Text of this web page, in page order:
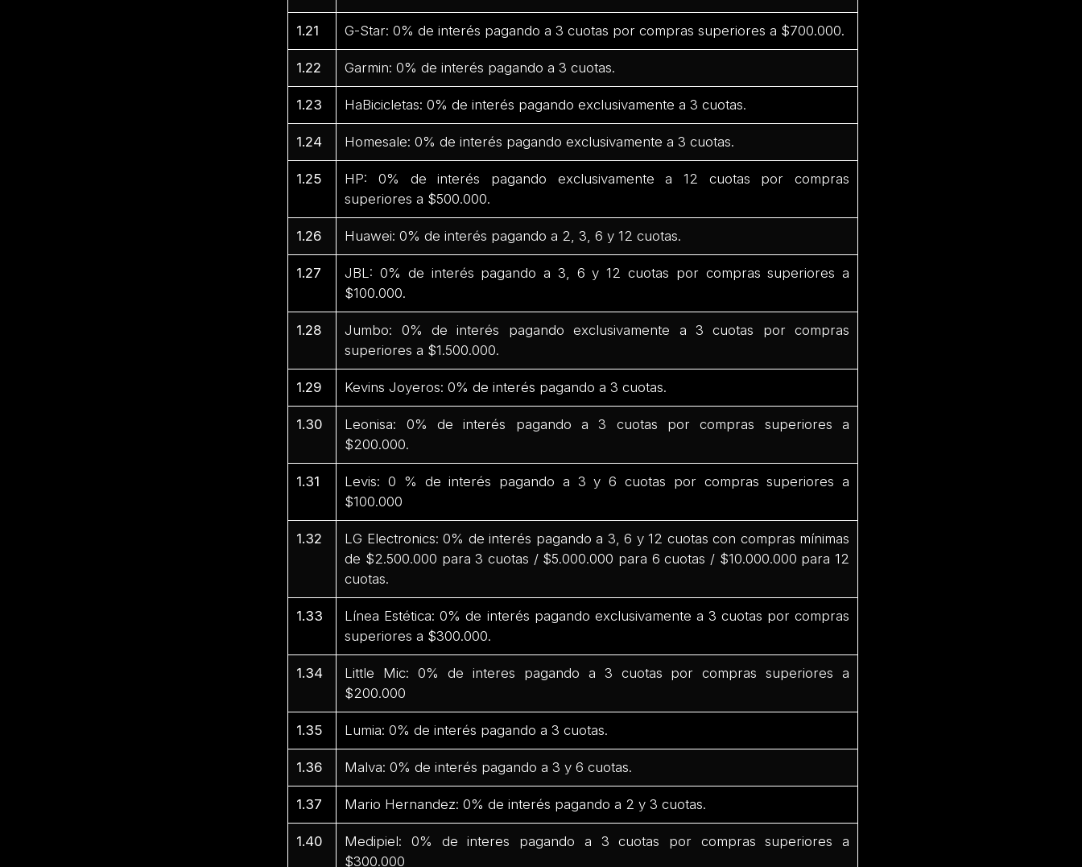
1.21 G-Star: 0% de interés pagando a 3 cuotas por compras superiores a $700.000.
1.22 Garmin: 0% de interés pagando a 3 cuotas.
1.23 HaBicicletas: 0% de interés pagando exclusivamente a 3 cuotas.
1.24 Homesale: 0% de interés pagando exclusivamente a 3 cuotas.
1.25
HP: 0% de interés pagando exclusivamente a 12 cuotas por compras
superiores a $500.000.
1.26 Huawei: 0% de interés pagando a 2, 3, 6 y 12 cuotas.
1.27
JBL: 0% de interés pagando a 3, 6 y 12 cuotas por compras superiores a
$100.000.
1.28
Jumbo: 0% de interés pagando exclusivamente a 3 cuotas por compras
superiores a $1.500.000.
1.29 Kevins Joyeros: 0% de interés pagando a 3 cuotas.
1.30
Leonisa: 0% de interés pagando a 3 cuotas por compras superiores a
$200.000.
1.31
Levis: 0 % de interés pagando a 3 y 6 cuotas por compras superiores a
$100.000
1.32
LG Electronics: 0% de interés pagando a 3, 6 y 12 cuotas con compras mínimas
de $2.500.000 para 3 cuotas / $5.000.000 para 6 cuotas / $10.000.000 para 12
cuotas.
1.33
Línea Estética: 0% de interés pagando exclusivamente a 3 cuotas por compras
superiores a $300.000.
1.34
Little Mic: 0% de interes pagando a 3 cuotas por compras superiores a
$200.000
1.35 Lumia: 0% de interés pagando a 3 cuotas.
1.36 Malva: 0% de interés pagando a 3 y 6 cuotas.
1.37 Mario Hernandez: 0% de interés pagando a 2 y 3 cuotas.
1.40
Medipiel: 0% de interes pagando a 3 cuotas por compras superiores a
$300.000